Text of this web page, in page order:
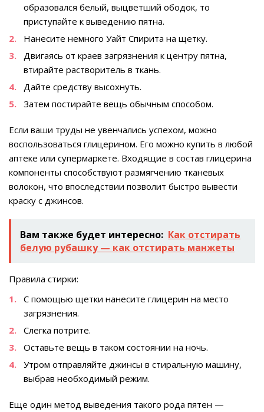
образовался белый, выцветший ободок, то
приступайте к выведению пятна.
Нанесите немного Уайт Спирита на щетку.
Двигаясь от краев загрязнения к центру пятна,
втирайте растворитель в ткань.
Дайте средству высохнуть.
Затем постирайте вещь обычным способом.
Если ваши труды не увенчались успехом, можно
воспользоваться глицерином. Его можно купить в любой
аптеке или супермаркете. Входящие в состав глицерина
компоненты способствуют размягчению тканевых
волокон, что впоследствии позволит быстро вывести
краску с джинсов.
Вам также будет интересно: Как отстирать
белую рубашку — как отстирать манжеты
Правила стирки:
С помощью щетки нанесите глицерин на место
загрязнения.
Слегка потрите.
Оставьте вещь в таком состоянии на ночь.
Утром отправляйте джинсы в стиральную машину,
выбрав необходимый режим.
Еще один метод выведения такого рода пятен —